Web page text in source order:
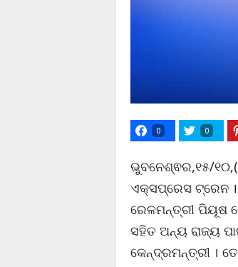
0 0
ଭୁବନେଶ୍ଵର,୧୫/
ଏକ୍ସପ୍ରେସ ଟ୍ରେନ
ରେଳମନ୍ତ୍ରୀ ପିୟୂଷ
ସହିତ ଅନ୍ୟ ରାଜ୍ୟ
କେନ୍ଦ୍ରମନ୍ତ୍ରୀ ।